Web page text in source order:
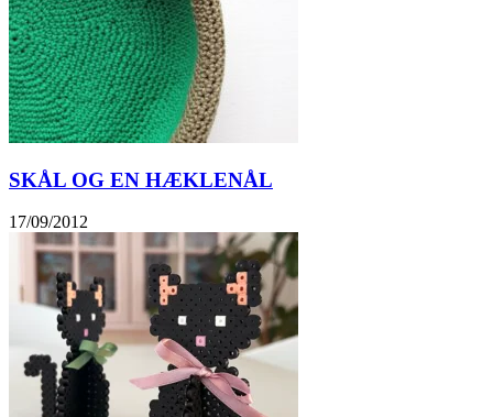
SKÅL OG EN HÆKLENÅL
17/09/2012